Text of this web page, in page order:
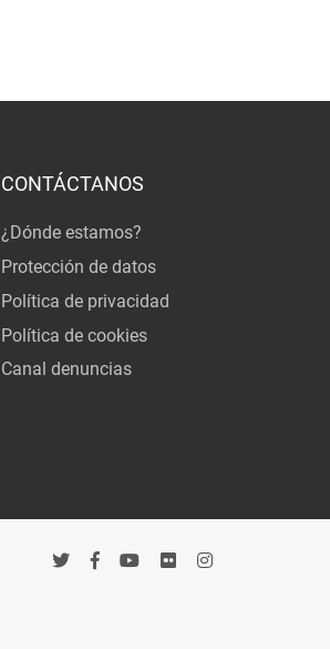
CONTÁCTANOS
¿Dónde estamos?
Protección de datos
Política de privacidad
Política de cookies
Canal denuncias